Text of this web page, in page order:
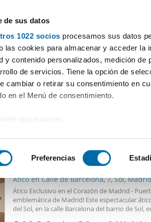
de sus datos
1022 socios procesamos sus datos
las cookies para almacenar y acceder la
y contenido personalizados, medición de
de servicios. Tiene la opción de
cambiar o retirar su consentimiento en
en el Menú de consentimiento.
quisiéramos:
dispositivo analizándolo activamente
sobre cómo se procesan sus
sección de datos. Puede cambiar o
de cookies.
Preferencias
Blas Madrid
2 2 Hab 1 Baño
Ático en Calle de Barcelona, 7, Sol,
Ático Exclusivo en el Corazón de Madrid -
emblemática de Madrid! Este espectacular
del Sol, en la calle Barcelona del barrio de